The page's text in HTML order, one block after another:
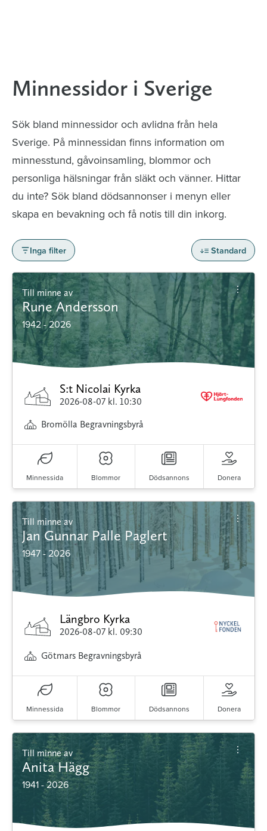
Minnessidor i Sverige
Sök bland minnessidor och avlidna från hela
Sverige. På minnessidan finns information om
minnesstund, gåvoinsamling, blommor och
personliga hälsningar från släkt och vänner. Hittar
du inte? Sök bland dödsannonser i menyn eller
skapa en bevakning och få notis till din inkorg.
Inga filter Standard
Till minne av
Rune Andersson
1942 - 2026
S:t Nicolai Kyrka
2026-08-07 kl. 10:30
Bromölla Begravningsbyrå
Minnessida Blommor Dödsannons Donera
Till minne av
Jan Gunnar Palle Paglert
1947 - 2026
Längbro Kyrka
2026-08-07 kl. 09:30
Götmars Begravningsbyrå
Minnessida Blommor Dödsannons Donera
Till minne av
Anita Hägg
1941 - 2026